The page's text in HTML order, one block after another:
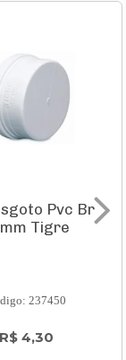
Pvc Br
Tigre
237450
R$ 4,30